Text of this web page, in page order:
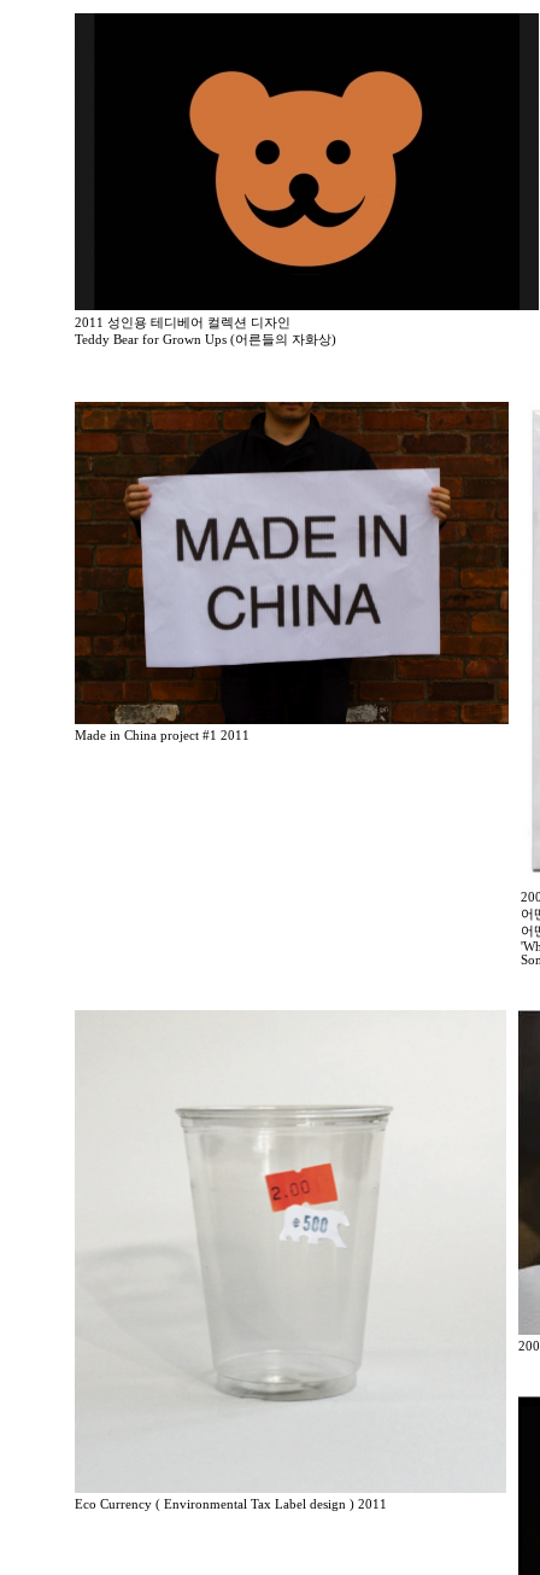
2011 성인용 테디베어 컬렉션 디자인
Teddy Bear for Grown Ups (어른들의 자화상)
Made in China project #1 2011
어
어
Eco Currency ( Environmental Tax Label design ) 2011